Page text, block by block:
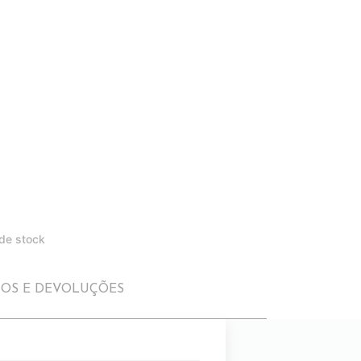
stock
E DEVOLUÇÕES